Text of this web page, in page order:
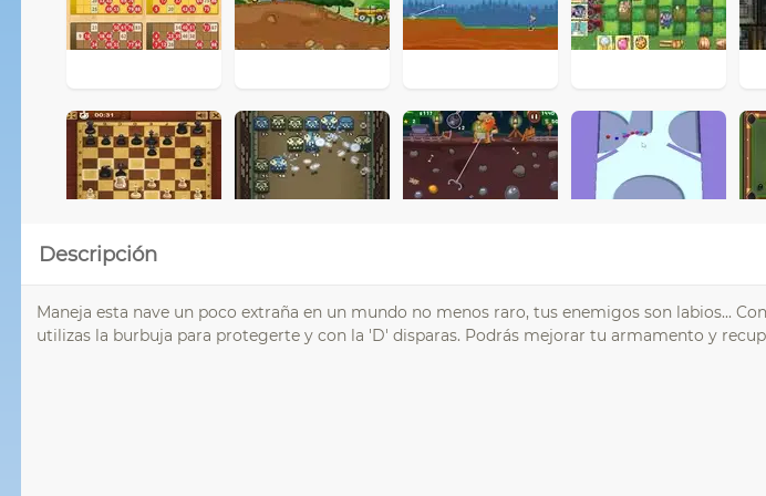
Descripción
Maneja esta nave un poco extraña en un mundo no menos raro, tus enemigos son labios...
utilizas la burbuja para protegerte y con la 'D' disparas. Podrás mejorar tu armamento y